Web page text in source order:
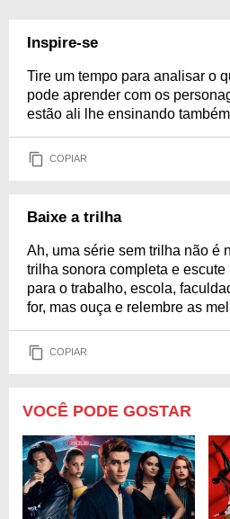
Inspire-se
Tire um tempo para analisar o
pode aprender com os
estão ali lhe ensinando
COPIAR
Baixe a trilha
Ah, uma série sem trilha não é
trilha sonora completa e
para o trabalho, escola,
for, mas ouça e relembre as
COPIAR
VOCÊ PODE GOSTAR